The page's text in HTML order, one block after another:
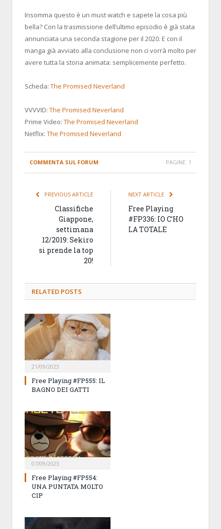
Insomma questo è un must watch e sapete la cosa più
bella? Con la trasmissione dell’ultimo episodio è già stata
annunciata una seconda stagione per il 2020. E con il
manga già avviato alla conclusione non ci vorrà molto per
avere tutta la storia animata: semplicemente perfetto.
Scheda: The Promised Neverland
VVVVID: The Promised Neverland
Prime Video: The Promised Neverland
Netflix: The Promised Neverland
COMMENTA SUL FORUM PAGINE: 1
PREVIOUS ARTICLE
Classifiche
Giappone,
settimana
12/2019: Sekiro
si prende la top
20!
NEXT ARTICLE
Free Playing
#FP336: IO C’HO
LA TOTALE
RELATED POSTS
21/09/2023
Free Playing #FP555: IL
BAGNO DEI GATTI
07/09/2023
Free Playing #FP554:
UNA PUNTATA MOLTO
CIP